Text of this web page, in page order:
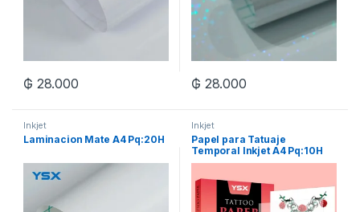
₲ 28.000 ₲ 28.000
Inkjet
Laminacion Mate A4 Pq:20H
Inkjet
Papel para Tatuaje
Temporal Inkjet A4 Pq:10H